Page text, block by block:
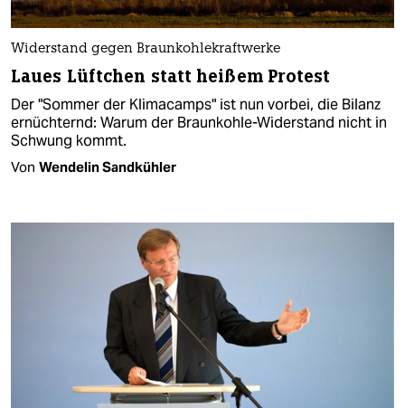
Widerstand gegen Braunkohlekraftwerke
Laues Lüftchen statt heißem Protest
Der "Sommer der Klimacamps" ist nun vorbei, die Bilanz
ernüchternd: Warum der Braunkohle-Widerstand nicht in
Schwung kommt.
Von Wendelin Sandkühler